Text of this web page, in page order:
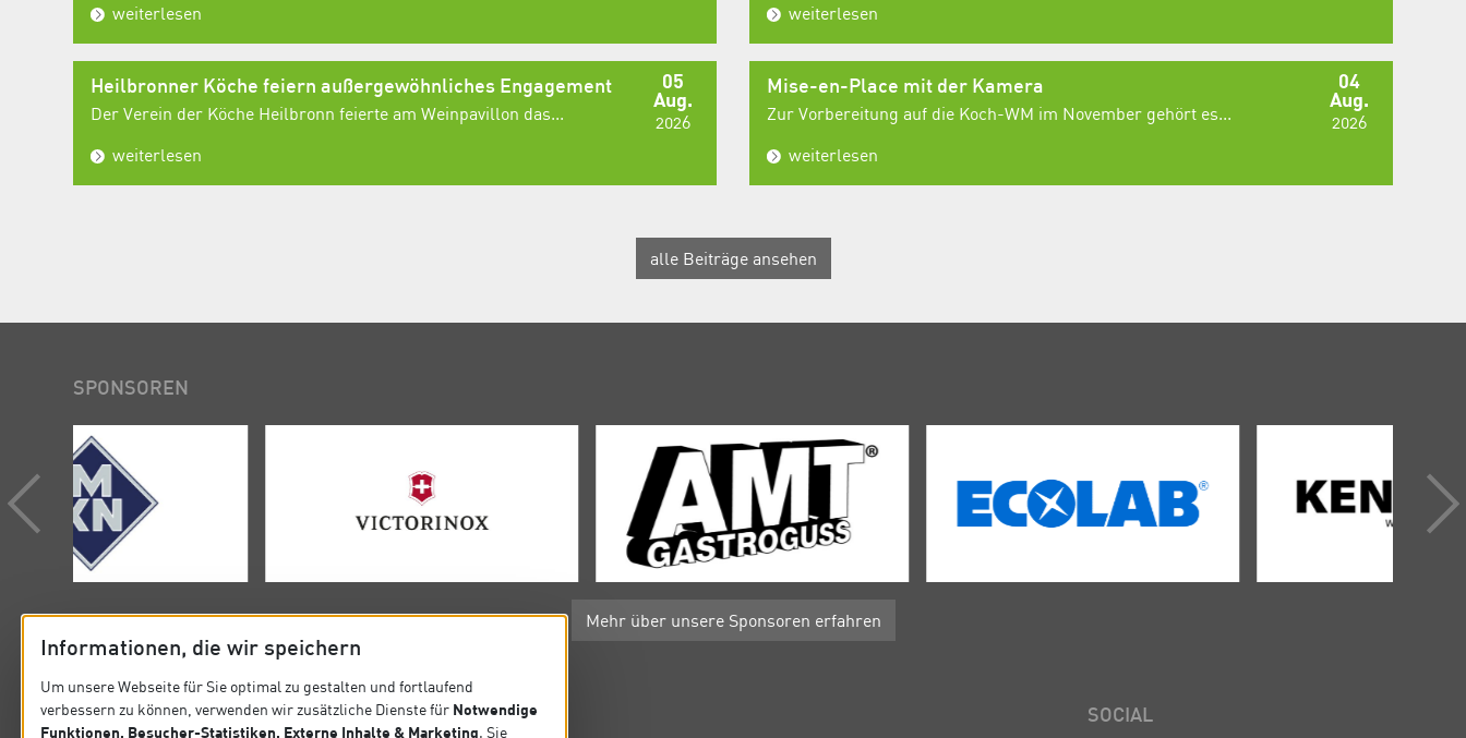
weiterlesen
weiterlesen
05
Aug.
2026
Heilbronner Köche feiern außergewöhnliches Engagement
Der Verein der Köche Heilbronn feierte am Weinpavillon das...
weiterlesen
04
Aug.
2026
Mise-en-Place mit der Kamera
Zur Vorbereitung auf die Koch-WM im November gehört es...
weiterlesen
alle Beiträge ansehen
SPONSOREN
Mehr über unsere Sponsoren erfahren
KONTAKT SITEMAP SOCIAL
Informationen, die wir speichern
Um unsere Webseite für Sie optimal zu gestalten und fortlaufend
verbessern zu können, verwenden wir zusätzliche Dienste für Notwendige
Funktionen, Besucher-Statistiken, Externe Inhalte & Marketing. Sie